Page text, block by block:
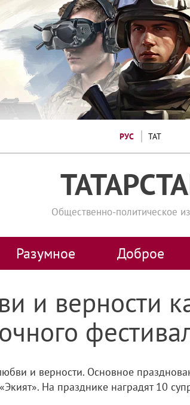
РУС ТАТ
Общественно-политическое
Разумное Доброе
и верности
и верности. Основное
На празднике наградят 10